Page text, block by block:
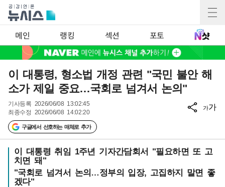
메인 랭킹 섹션 포토
이 대통령, 형소법 개정 관련 "국민 불안 해
소가 제일 중요…국회로 넘겨서 논의"
기사등록 2026/06/08 13:02:45
최종수정 2026/06/08 14:02:20
구글에서 선호하는 매체로 추가
가가
이 대통령 취임 1주년 기자간담회서 "필요하면 또 고
치면 돼"
"국회로 넘겨서 논의…정부의 입장, 고집하지 말면 좋
겠다"